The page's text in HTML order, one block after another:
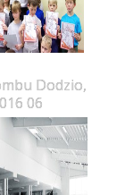
Dodzio,
06